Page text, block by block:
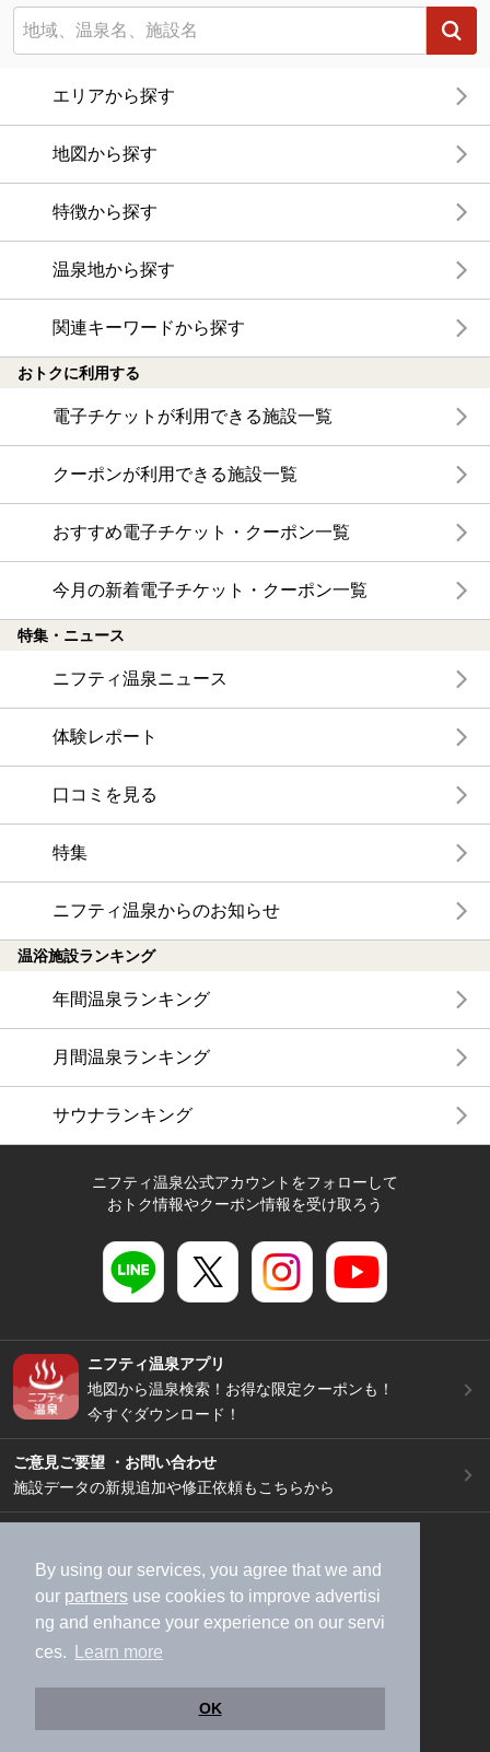
By using our services, you agree that we and
our partners use cookies to improve advertisi
ng and enhance your experience on our servi
ces.
Learn more
OK
エリアから探す
地図から探す
特徴から探す
温泉地から探す
関連キーワードから探す
おトクに利用する
電子チケットが利用できる施設一覧
クーポンが利用できる施設一覧
おすすめ電子チケット・クーポン一覧
今月の新着電子チケット・クーポン一覧
特集・ニュース
ニフティ温泉ニュース
体験レポート
口コミを見る
特集
ニフティ温泉からのお知らせ
温浴施設ランキング
年間温泉ランキング
月間温泉ランキング
サウナランキング
ニフティ温泉公式アカウントをフォローして
おトク情報やクーポン情報を受け取ろう
ニフティ温泉アプリ
地図から温泉検索！お得な限定クーポンも！
今すぐダウンロード！
ご意見ご要望 ・お問い合わせ
施設データの新規追加や修正依頼もこちらから
加盟店募集（資料請求）
広告出稿のご案内
利用規約
ライフスタイルMEMBERS+規約
特定商取引法に基づく表記
ヘルプ
採用情報
運営会社